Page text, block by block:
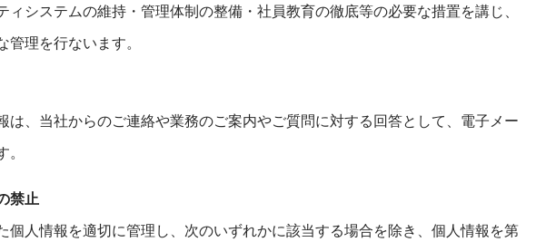
システムの維持・管理体制の整備・社員教育の徹底等の必要な措置を講じ、
理を行ないます。
は、当社からのご連絡や業務のご案内やご質問に対する回答として、電子メー
禁止
個人情報を適切に管理し、次のいずれかに該当する場合を除き、個人情報を第